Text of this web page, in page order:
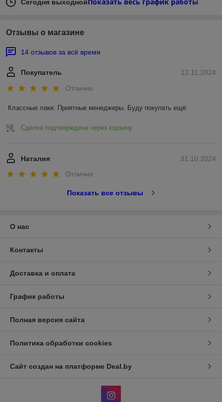
Сегодня выходнойПоказать весь график работы
Отзывы о магазине
14 отзывов за всё время
12.11.2024
Покупатель
Отлично
Классные лаки. Приятные менеджеры. Буду покупать ещё.
Сделка подтверждена через корзину
31.10.2024
Наталия
Отлично
Показать все отзывы
О нас
Контакты
Доставка и оплата
График работы
Полная версия сайта
Политика обработки cookies
Сайт создан на платформе Deal.by